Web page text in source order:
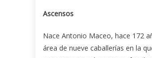
Ascensos
Nace Antonio Maceo, hace 172
área de nueve caballerías en la